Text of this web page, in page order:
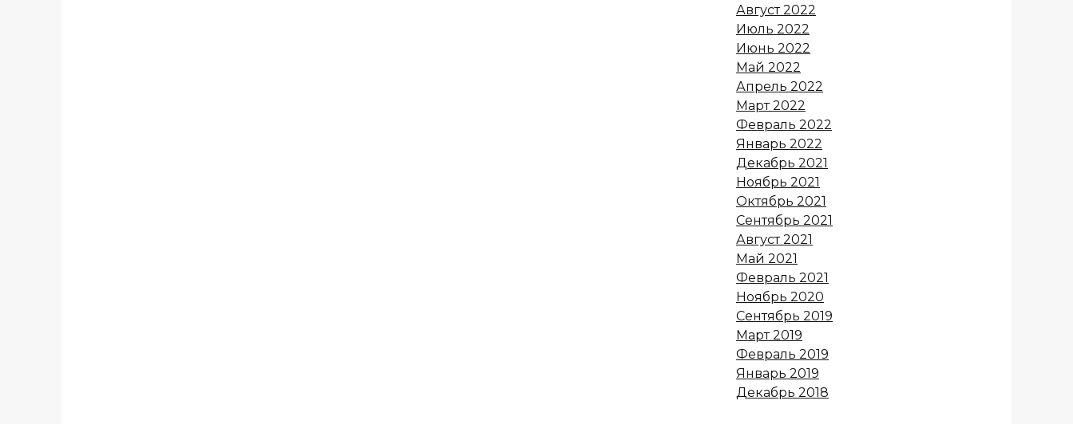
Август 2022
Июль 2022
Июнь 2022
Май 2022
Апрель 2022
Март 2022
Февраль 2022
Январь 2022
Декабрь 2021
Ноябрь 2021
Октябрь 2021
Сентябрь 2021
Август 2021
Май 2021
Февраль 2021
Ноябрь 2020
Сентябрь 2019
Март 2019
Февраль 2019
Январь 2019
Декабрь 2018